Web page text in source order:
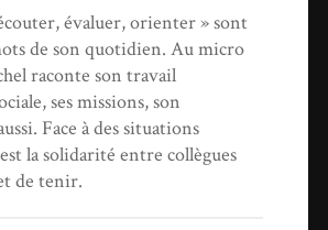
évaluer, orienter » sont
de son quotidien. Au micro
raconte son travail
ses missions, son
Face à des situations
la solidarité entre collègues
de tenir.